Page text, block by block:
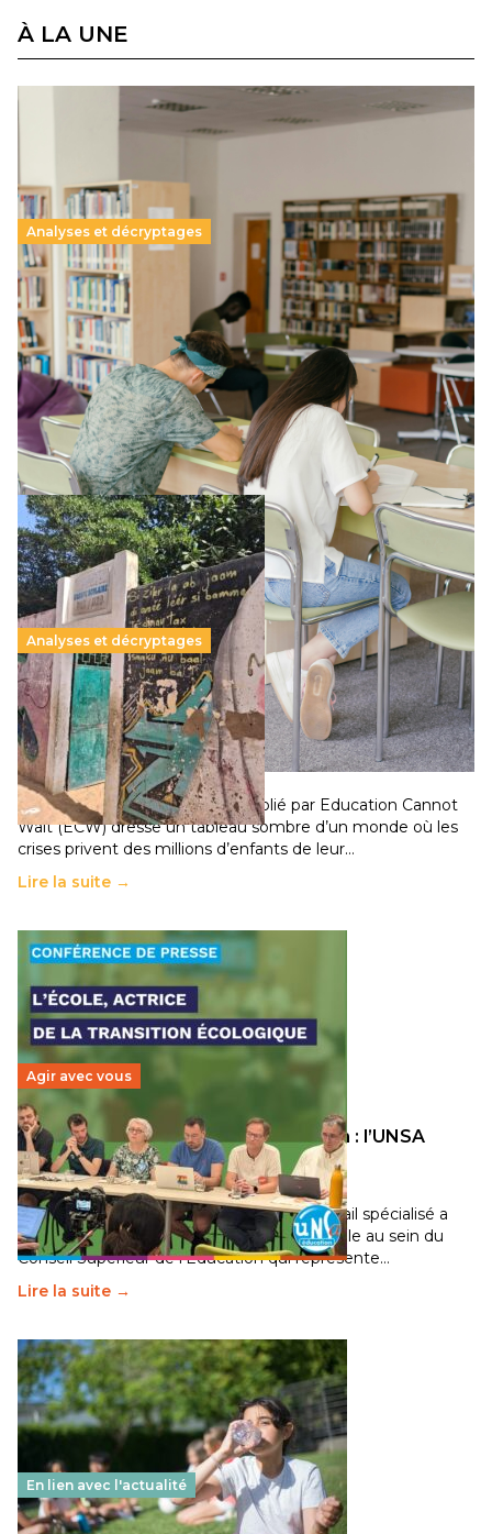
À LA UNE
Analyses et décryptages
Supérieur privé : une dérive qui met à mal la
promesse républicaine
11 juillet 2026-
Le projet de loi sur la régulation de l’enseignement
supérieur privé met en lumière l’amplification d’un système
qui relègue l’acte pédagogique au superfétatoire, voire à…
Lire la suite →
Analyses et décryptages
258 millions d’enfants victimes de la guerre, des
chocs climatiques et des déplacements de
population
11 juillet 2026- National
Un nouveau rapport mondial publié par Education Cannot
Wait (ECW) dresse un tableau sombre d’un monde où les
crises privent des millions d’enfants de leur…
Lire la suite →
Agir avec vous
Transition écologique de l’éducation : l’UNSA
Éducation fait bouger les lignes
30 juin 2026-National
Pendant plusieurs mois, un groupe de travail spécialisé a
travaillé sur la transition écologique de l’Ecole au sein du
Conseil Supérieur de l’Éducation qui représente…
Lire la suite →
En lien avec l'actualité